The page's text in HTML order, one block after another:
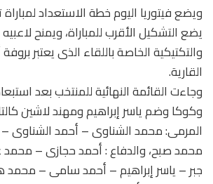
ويضع فيتوريا اليوم خطة الاستعداد لمباراة
يضع التشكيل الأقرب للمباراة، ويمنح
والتكتيكية الخاصة باللقاء الذى يعتبر
القارية.
وجاءت القائمة النهائية للمنتخب بعد
وكوكا وضم ياسر إبراهيم ومهند لاشين
المرمى: محمد الشناوى – أحمد الشناوى
محمد صبح، والدفاع : أحمد حجازى –
جبر – ياسر إبراهيم – أحمد سامى –